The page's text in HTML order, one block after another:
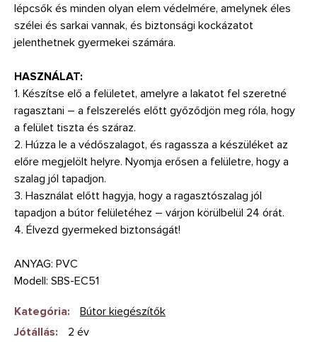
lépcsők és minden olyan elem védelmére, amelynek éles
szélei és sarkai vannak, és biztonsági kockázatot
jelenthetnek gyermekei számára.
HASZNÁLAT:
1. Készítse elő a felületet, amelyre a lakatot fel szeretné
ragasztani – a felszerelés előtt győződjön meg róla, hogy
a felület tiszta és száraz.
2. Húzza le a védőszalagot, és ragassza a készüléket az
előre megjelölt helyre. Nyomja erősen a felületre, hogy a
szalag jól tapadjon.
3. Használat előtt hagyja, hogy a ragasztószalag jól
tapadjon a bútor felületéhez – várjon körülbelül 24 órát.
4. Élvezd gyermeked biztonságát!
ANYAG: PVC
Modell: SBS-EC51
Kategória:
Bútor kiegészítők
Jótállás:
2 év